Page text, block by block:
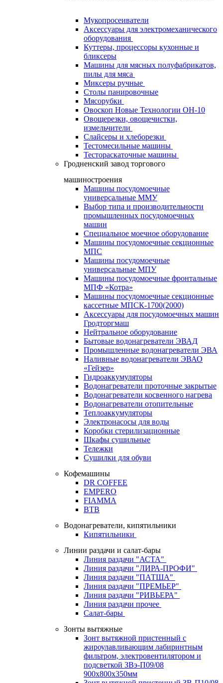
Мукопросеиватели
Аксессуары для электромеханического
оборудования
Куттеры, процессоры кухонные и
бликсеры
Машины для мясных полуфабрикатов,
пилы для мяса
Миксеры ручные
Столы панировочные
Мясорубки
Овоскоп Новые Технологии ОН-10
Овощерезки, овощечистки,
измельчители
Слайсеры и хлеборезки
Тестомесильные машины
Тестораскаточные машины
Гродненский завод торгового
машиностроения
Машины посудомоечные
универсальные ММУ
Выбор типа и производительности
промышленных посудомоечных
машин
Специальное моечное оборудование
Машины посудомоечные секционные
МПС
Машины посудомоечные
универсальные МПУ
Машины посудомоечные фронтальные
МПФ «Котра»
Машины посудомоечные секционные
кассетные МПСК-1700(2000)
Аксессуары для посудомоечных машин
Гродторгмаш
Нейтральное оборудование
Бытовые водонагреватели ЭВАД
Промышленные водонагреватели ЭВА
Наливные водонагреватели ЭВАО
«Гейзер»
Гидроаккумуляторы
Водонагреватели проточные закрытые
Водонагреватели косвенного нагрева
Водонагреватели отопительные
Теплоаккумуляторы
Электронасосы для воды
Коробки стерилизационные
Шкафы сушильные
Тележки
Сушилки для обуви
Кофемашины
DR COFFEE
EMPERO
FIAMMA
BTB
Водонагреватели, кипятильники
Кипятильники
Линии раздачи и салат-бары
Линия раздачи "АСТА"
Линия раздачи "ЛИРА-ПРОФИ"
Линия раздачи "ПАТША"
Линия раздачи "ПРЕМЬЕР"
Линия раздачи "РИВЬЕРА"
Линия раздачи прочее
Салат-бары
Зонты вытяжные
Зонт вытяжной пристенный с
жироулавливающим лабиринтным
фильтром, электровентилятором и
подсветкой ЗВэ-П09/08
900х800х350мм